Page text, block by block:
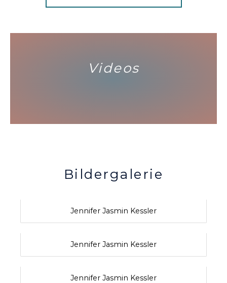
Videos
Bildergalerie
Jennifer Jasmin Kessler
Jennifer Jasmin Kessler
Jennifer Jasmin Kessler